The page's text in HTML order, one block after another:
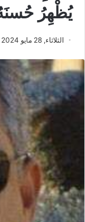
يُظْهِرُ
الثلاثاء, 28 مايو 2024 - 9:18 ص